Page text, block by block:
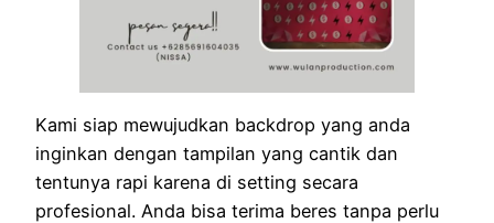
Kami siap mewujudkan backdrop yang anda
inginkan dengan tampilan yang cantik dan
tentunya rapi karena di setting secara
profesional. Anda bisa terima beres tanpa perlu